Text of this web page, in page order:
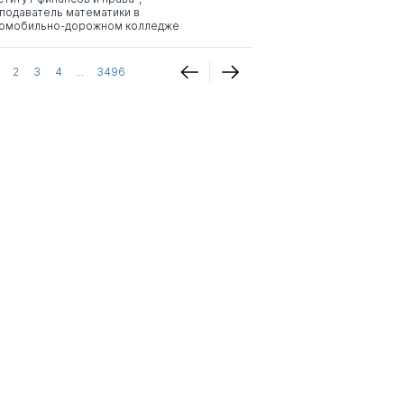
математики в
дорожном колледже
2 3 4 ... 3496